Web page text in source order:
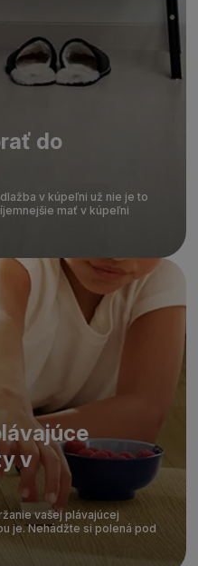
do
v kúpeľni už nie je to
mať v kúpeľni
v
vašej plávajúcej
je. Nehádžte si polená pod